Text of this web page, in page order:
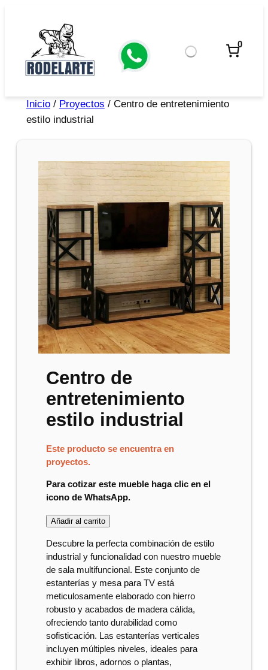
0
Inicio/ Proyectos / Centro de entretenimiento
estilo industrial
Centro de
entretenimiento
estilo industrial
Este producto se encuentra en
proyectos.
Para cotizar este mueble haga clic en el
icono de WhatsApp.
Añadir al carrito
Descubre la perfecta combinación de estilo
industrial y funcionalidad con nuestro mueble
de sala multifuncional. Este conjunto de
estanterías y mesa para TV está
meticulosamente elaborado con hierro
robusto y acabados de madera cálida,
ofreciendo tanto durabilidad como
sofisticación. Las estanterías verticales
incluyen múltiples niveles, ideales para
exhibir libros, adornos o plantas,